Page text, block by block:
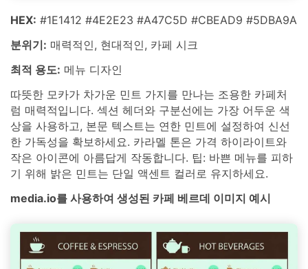
HEX: #1E1412 #4E2E23 #A47C5D #CBEAD9 #5DBA9A
분위기: 매력적인, 현대적인, 카페 시크
최적 용도: 메뉴 디자인
따뜻한 모카가 차가운 민트 가지를 만나는 조용한 카페처
럼 매력적입니다. 섹션 헤더와 구분선에는 가장 어두운 색
상을 사용하고, 본문 텍스트는 연한 민트에 설정하여 신선
한 가독성을 확보하세요. 카라멜 톤은 가격 하이라이트와
작은 아이콘에 아름답게 작동합니다. 팁: 바쁜 메뉴를 피하
기 위해 밝은 민트는 단일 액센트 컬러로 유지하세요.
media.io를 사용하여 생성된 카페 베르데 이미지 예시